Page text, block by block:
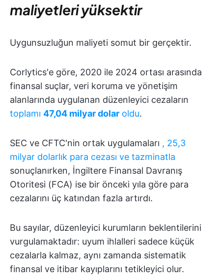
maliyetleri yüksektir
Uygunsuzluğun maliyeti somut bir gerçektir.
Corlytics'e göre, 2020 ile 2024 ortası arasında
finansal suçlar, veri koruma ve yönetişim
alanlarında uygulanan düzenleyici cezaların
toplamı 47,04 milyar dolar oldu.
SEC ve CFTC'nin ortak uygulamaları , 25,3
milyar dolarlık para cezası ve tazminatla
sonuçlanırken, İngiltere Finansal Davranış
Otoritesi (FCA) ise bir önceki yıla göre para
cezalarını üç katından fazla artırdı.
Bu sayılar, düzenleyici kurumların beklentilerini
vurgulamaktadır: uyum ihlalleri sadece küçük
cezalarla kalmaz, aynı zamanda sistematik
finansal ve itibar kayıplarını tetikleyici olur.